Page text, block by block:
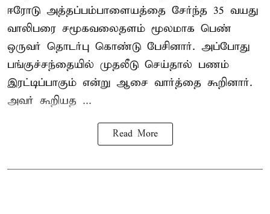
ஈரோடு அத்தப்பம்பாளையத்தை சேர்ந்த 35 வயது
வாலிபரை சமூகவலைதளம் மூலமாக பெண்
ஒருவர் தொடர்பு கொண்டு பேசினார். அப்போது
பங்குச்சந்தையில் முதலீடு செய்தால் பணம்
இரட்டிப்பாகும் என்று ஆசை வார்த்தை கூறினார்.
அவர் கூறியத ...
Read More